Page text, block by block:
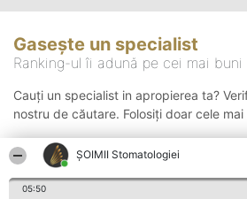
ȘOIMII Stomatologiei
05:50
Gasește un specialist
Ranking-ul îi adună pe cei mai
Cauți un specialist in apropierea ta?
nostru de căutare. Folosiți doar cele